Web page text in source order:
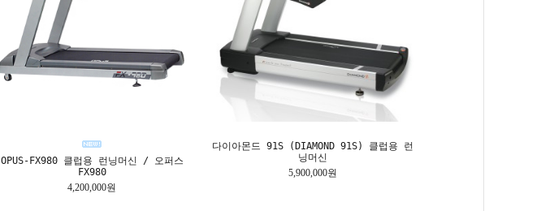
OPUS-FX980 클럽용 런닝머신 / 오퍼스
FX980
4,200,000원
다이아몬드 91S (DIAMOND 91S) 클럽용 런
닝머신
5,900,000원